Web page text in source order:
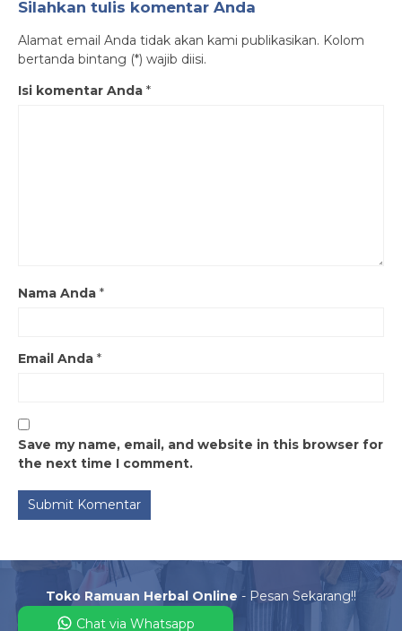
Silahkan tulis komentar Anda
Alamat email Anda tidak akan kami publikasikan. Kolom
bertanda bintang (*) wajib diisi.
Isi komentar Anda *
Nama Anda *
Email Anda *
Save my name, email, and website in this browser for
the next time I comment.
Toko Ramuan Herbal Online - Pesan Sekarang!!
Chat via Whatsapp